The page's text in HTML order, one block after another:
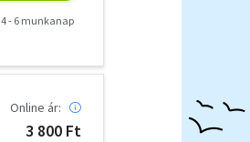
4 - 6 munkanap
Online ár:
3 800 Ft